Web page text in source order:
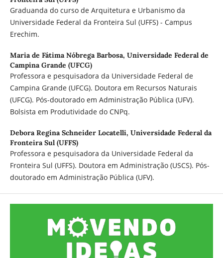
Graduanda do curso de Arquitetura e Urbanismo da
Universidade Federal da Fronteira Sul (UFFS) - Campus
Erechim.
Maria de Fátima Nóbrega Barbosa, Universidade Federal de
Campina Grande (UFCG)
Professora e pesquisadora da Universidade Federal de
Campina Grande (UFCG). Doutora em Recursos Naturais
(UFCG). Pós-doutorado em Administração Pública (UFV).
Bolsista em Produtividade do CNPq.
Debora Regina Schneider Locatelli, Universidade Federal da
Fronteira Sul (UFFS)
Professora e pesquisadora da Universidade Federal da
Fronteira Sul (UFFS). Doutora em Administração (USCS). Pós-
doutorado em Administração Pública (UFV).